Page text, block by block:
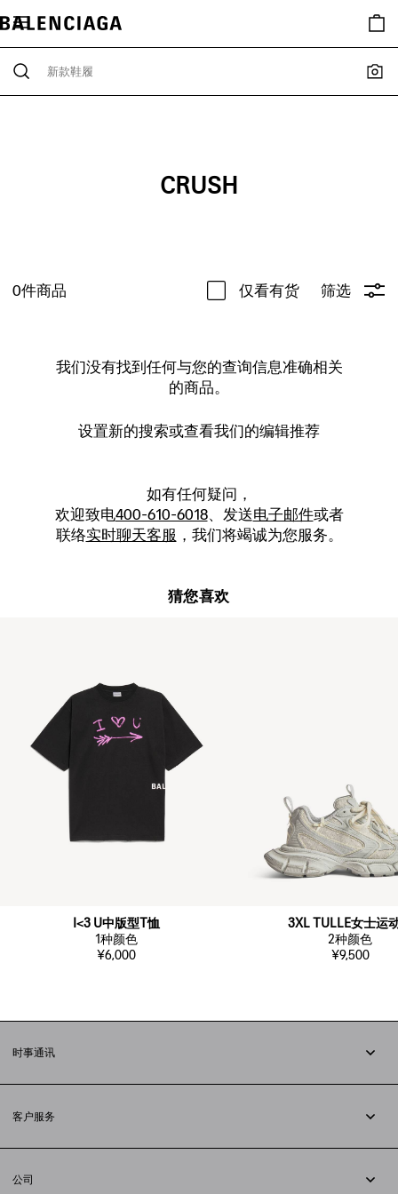
CRUSH
0件商品 仅看有货 筛选
我们没有找到任何与您的查询信息准确相关
的商品。
设置新的搜索或查看我们的编辑推荐
如有任何疑问，
欢迎致电400-610-6018、发送电子邮件或者
联络实时聊天客服 ，我们将竭诚为您服务。
猜您喜欢
I<3 U中版型T恤
1种颜色
¥6,000
3XL TULLE女士运
2种颜色
¥9,500
时事通讯
客户服务
配送方式
公司